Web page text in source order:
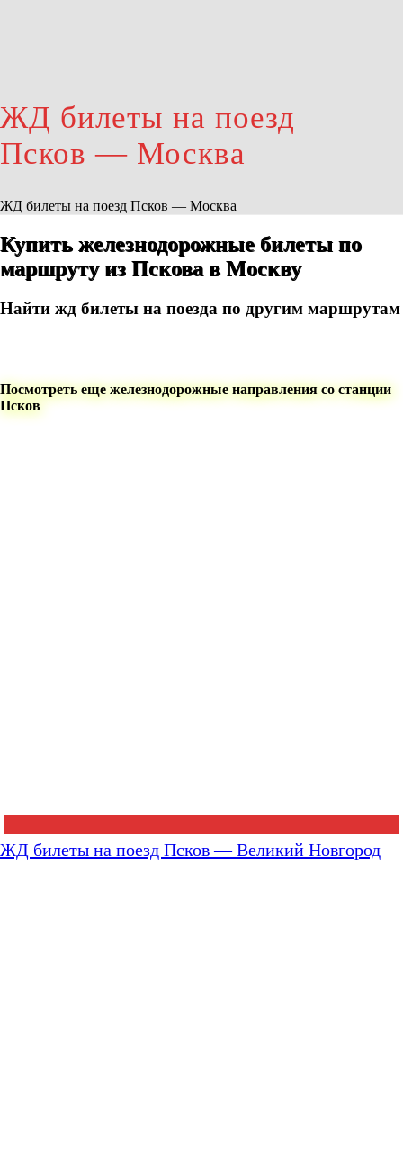
ЖД билеты на поезд
Псков — Москва
ЖД билеты на поезд Псков — Москва
Купить железнодорожные билеты по
маршруту из Пскова в Москву
Найти жд билеты на поезда по другим маршрутам
Посмотреть еще железнодорожные направления со станции
Псков
ЖД билеты на поезд Псков — Великий Новгород